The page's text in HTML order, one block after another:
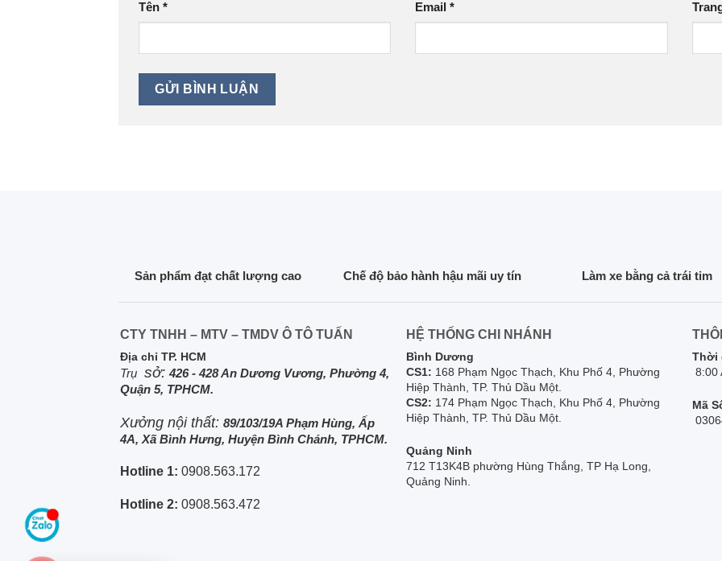
Tên * Email*
Sản phẩm đạt chất lượng cao Chế độ bảo hành hậu mãi uy tín Làm xe bằng cả trái tim
CTY TNHH – MTV – TMDV Ô TÔ TUẤN
Địa chỉ TP. HCM
Trụ sở: 426 - 428 An Dương Vương, Phường 4,
Quận 5, TPHCM.
Xưởng nội thất:89/103/19A Phạm Hùng, Ấp
4A, Xã Bình Hưng, Huyện Bình Chánh, TPHCM.
Hotline 1: 0908.563.172
Hotline 2:0908.563.472
HỆ THỐNG CHI NHÁNH
Bình Dương
CS1: 168 Phạm Ngọc Thạch, Khu Phố 4, Phường
Hiệp Thành, TP. Thủ Dầu Một.
CS2: 174 Phạm Ngọc Thạch, Khu Phố 4, Phường
Hiệp Thành, TP. Thủ Dầu Một.
Quảng Ninh
712 T13K4B phường Hùng Thắng, TP Hạ Long,
Quảng Ninh.
Thời
8:00
Mã